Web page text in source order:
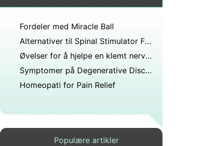
Fordeler med Miracle Ball
Alternativer til Spinal Stimulator Failure
Øvelser for å hjelpe en klemt nerve &Leg Pain
Symptomer på Degenerative Disc Disease i Øvre Tilbake
Homeopati for Pain Relief
Populære artikler